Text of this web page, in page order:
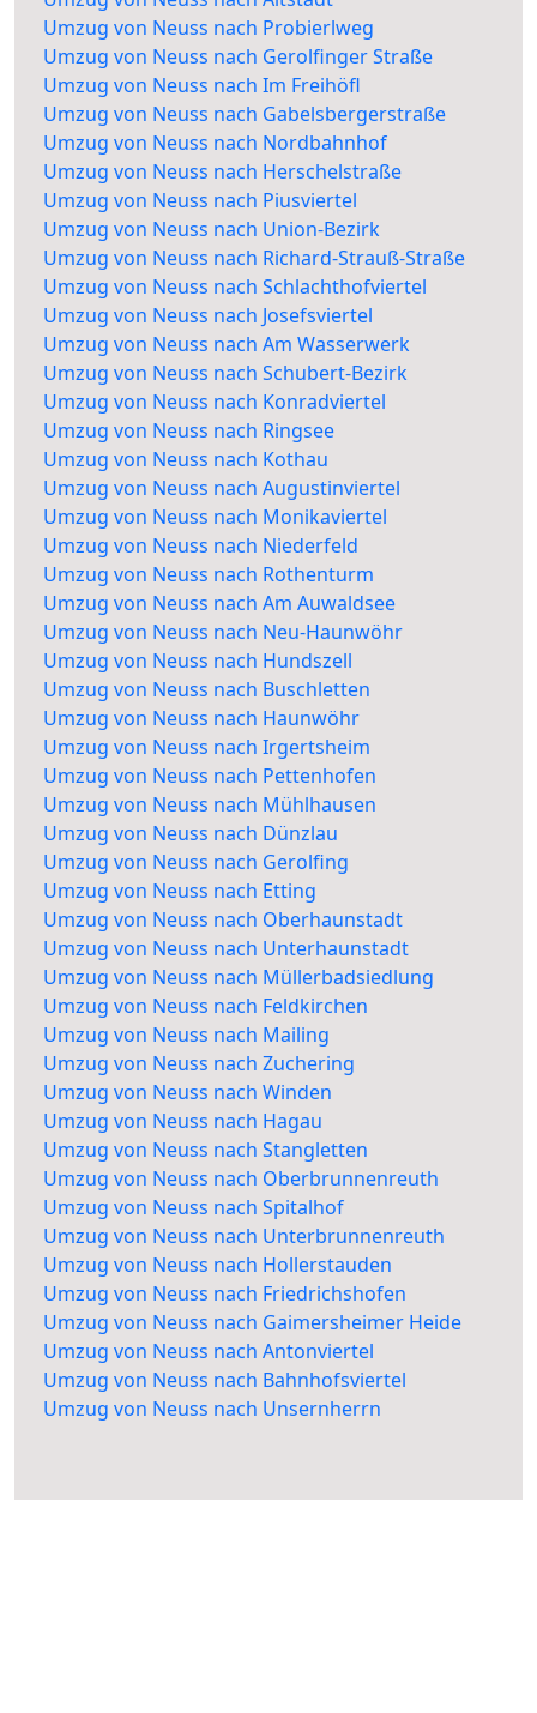
Umzug von Neuss nach Probierlweg
Umzug von Neuss nach Gerolfinger Straße
Umzug von Neuss nach Im Freihöfl
Umzug von Neuss nach Gabelsbergerstraße
Umzug von Neuss nach Nordbahnhof
Umzug von Neuss nach Herschelstraße
Umzug von Neuss nach Piusviertel
Umzug von Neuss nach Union-Bezirk
Umzug von Neuss nach Richard-Strauß-Straße
Umzug von Neuss nach Schlachthofviertel
Umzug von Neuss nach Josefsviertel
Umzug von Neuss nach Am Wasserwerk
Umzug von Neuss nach Schubert-Bezirk
Umzug von Neuss nach Konradviertel
Umzug von Neuss nach Ringsee
Umzug von Neuss nach Kothau
Umzug von Neuss nach Augustinviertel
Umzug von Neuss nach Monikaviertel
Umzug von Neuss nach Niederfeld
Umzug von Neuss nach Rothenturm
Umzug von Neuss nach Am Auwaldsee
Umzug von Neuss nach Neu-Haunwöhr
Umzug von Neuss nach Hundszell
Umzug von Neuss nach Buschletten
Umzug von Neuss nach Haunwöhr
Umzug von Neuss nach Irgertsheim
Umzug von Neuss nach Pettenhofen
Umzug von Neuss nach Mühlhausen
Umzug von Neuss nach Dünzlau
Umzug von Neuss nach Gerolfing
Umzug von Neuss nach Etting
Umzug von Neuss nach Oberhaunstadt
Umzug von Neuss nach Unterhaunstadt
Umzug von Neuss nach Müllerbadsiedlung
Umzug von Neuss nach Feldkirchen
Umzug von Neuss nach Mailing
Umzug von Neuss nach Zuchering
Umzug von Neuss nach Winden
Umzug von Neuss nach Hagau
Umzug von Neuss nach Stangletten
Umzug von Neuss nach Oberbrunnenreuth
Umzug von Neuss nach Spitalhof
Umzug von Neuss nach Unterbrunnenreuth
Umzug von Neuss nach Hollerstauden
Umzug von Neuss nach Friedrichshofen
Umzug von Neuss nach Gaimersheimer Heide
Umzug von Neuss nach Antonviertel
Umzug von Neuss nach Bahnhofsviertel
Umzug von Neuss nach Unsernherrn